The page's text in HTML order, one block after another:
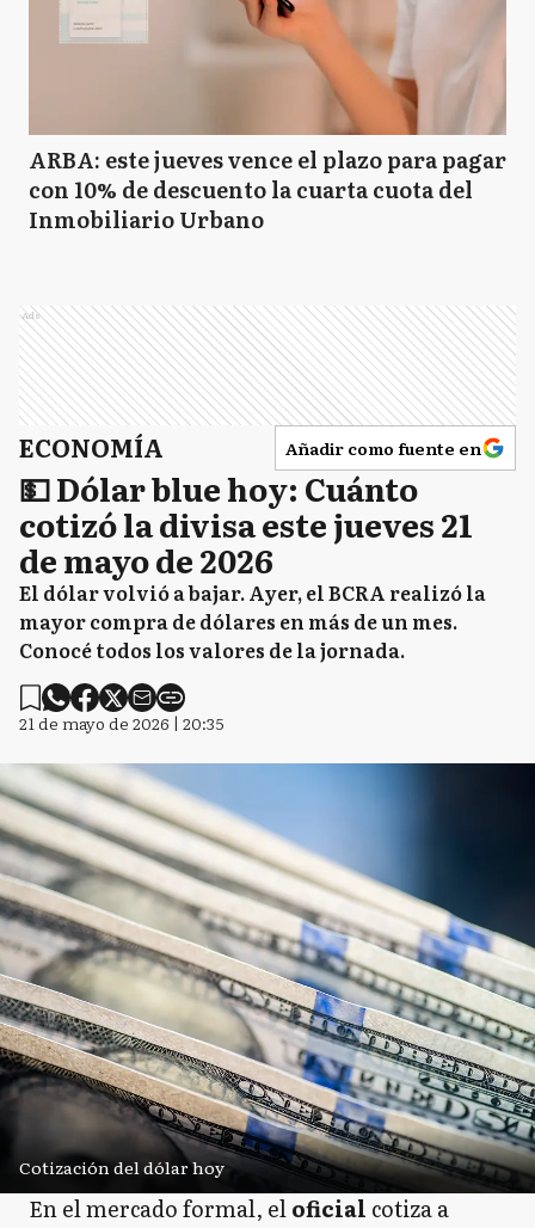
ARBA: este jueves vence el plazo para pagar
con 10% de descuento la cuarta cuota del
Inmobiliario Urbano
Ads
ECONOMÍA Añadir como fuente en
💵 Dólar blue hoy: Cuánto
cotizó la divisa este jueves 21
de mayo de 2026
El dólar volvió a bajar. Ayer, el BCRA realizó la
mayor compra de dólares en más de un mes.
Conocé todos los valores de la jornada.
21 de mayo de 2026 | 20:35
Cotización del dólar hoy
En el mercado formal, eloficial cotiza a